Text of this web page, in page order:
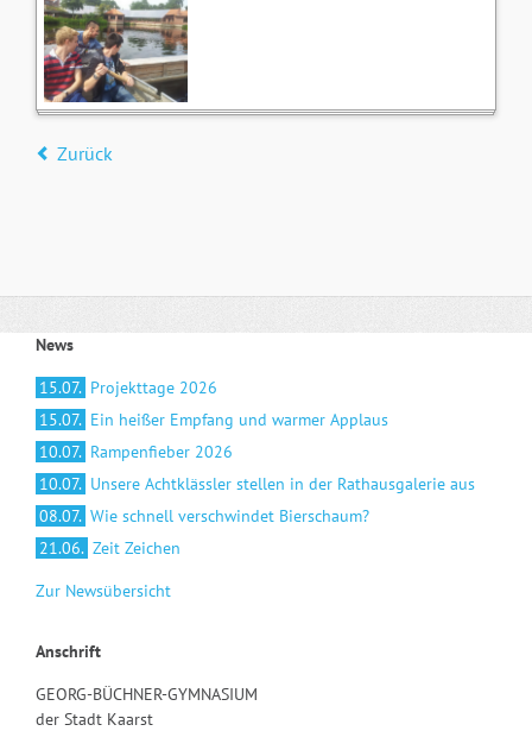
Zurück
News
15.07. Projekttage 2026
15.07. Ein heißer Empfang und warmer Applaus
10.07. Rampenfieber 2026
10.07. Unsere Achtklässler stellen in der Rathausgalerie aus
08.07. Wie schnell verschwindet Bierschaum?
21.06. Zeit Zeichen
Zur Newsübersicht
Anschrift
GEORG-BÜCHNER-GYMNASIUM
der Stadt Kaarst